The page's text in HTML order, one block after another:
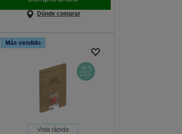
Dónde comprar
Más vendido
Vista rápida